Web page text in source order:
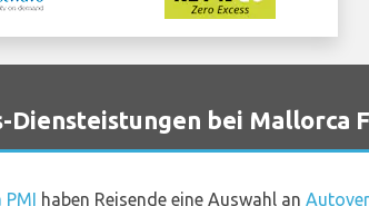
Diensteistungen bei Mallorca
PMI haben Reisende eine Auswahl an